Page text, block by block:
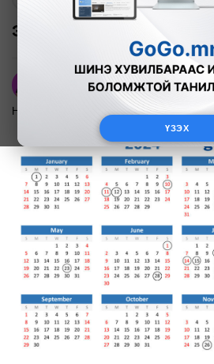
ҮЗЭХ
Энэ онд бүх нийтээр
А.Номин
Нийгэм 2024-01-01